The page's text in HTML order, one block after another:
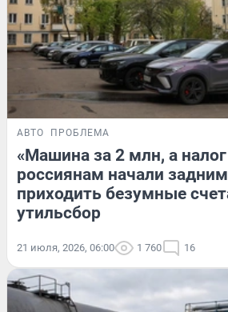
АВТО ПРОБЛЕМА
«Машина за 2 млн, а
россиянам начали
приходить безумные
утильсбор
21 июля, 2026, 06:00 1 760 16